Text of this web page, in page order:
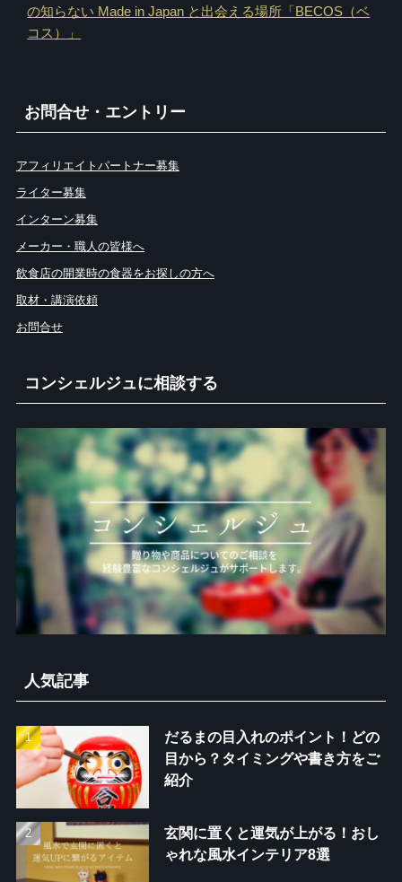
の知らない Made in Japan と出会える場所「BECOS（ベ
コス）」
お問合せ・エントリー
アフィリエイトパートナー募集
ライター募集
インターン募集
メーカー・職人の皆様へ
飲食店の開業時の食器をお探しの方へ
取材・講演依頼
お問合せ
コンシェルジュに相談する
人気記事
だるまの目入れのポイント！どの
目から？タイミングや書き方をご
紹介
玄関に置くと運気が上がる！おし
ゃれな風水インテリア8選